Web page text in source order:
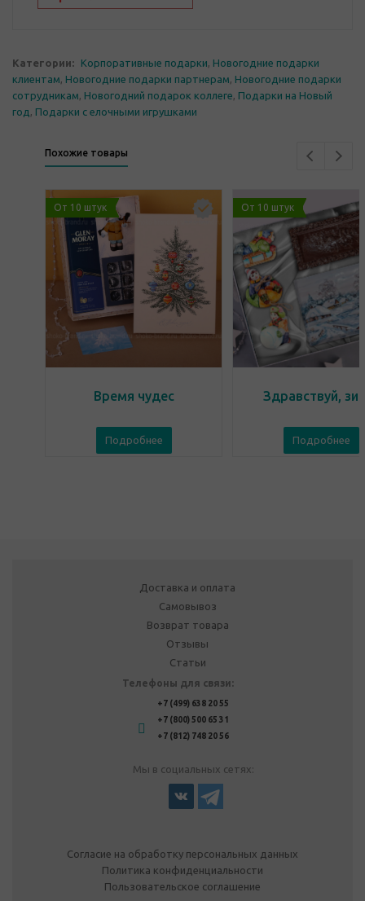
Категории: Корпоративные подарки, Новогодние подарки
клиентам, Новогодние подарки партнерам, Новогодние подарки
сотрудникам, Новогодний подарок коллеге, Подарки на Новый
год , Подарки с елочными игрушками
Похожие товары
От 10 штук
Время чудес
Подробнее
От 10 штук
Здравствуй,
Подробнее
Доставка и оплата
Самовывоз
Возврат товара
Отзывы
Статьи
Телефоны для связи:
+7 (499) 638 20 55
+7 (800) 500 65 31
+7 (812) 748 20 56
Мы в социальных сетях:
Согласие на обработку персональных данных
Политика конфиденциальности
Пользовательское соглашение